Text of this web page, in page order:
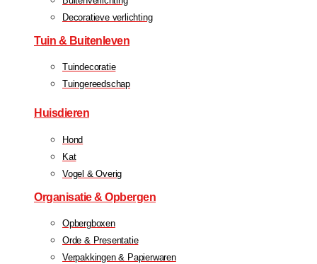
Decoratieve verlichting
Tuin & Buitenleven
Tuindecoratie
Tuingereedschap
Huisdieren
Hond
Kat
Vogel & Overig
Organisatie & Opbergen
Opbergboxen
Orde & Presentatie
Verpakkingen & Papierwaren